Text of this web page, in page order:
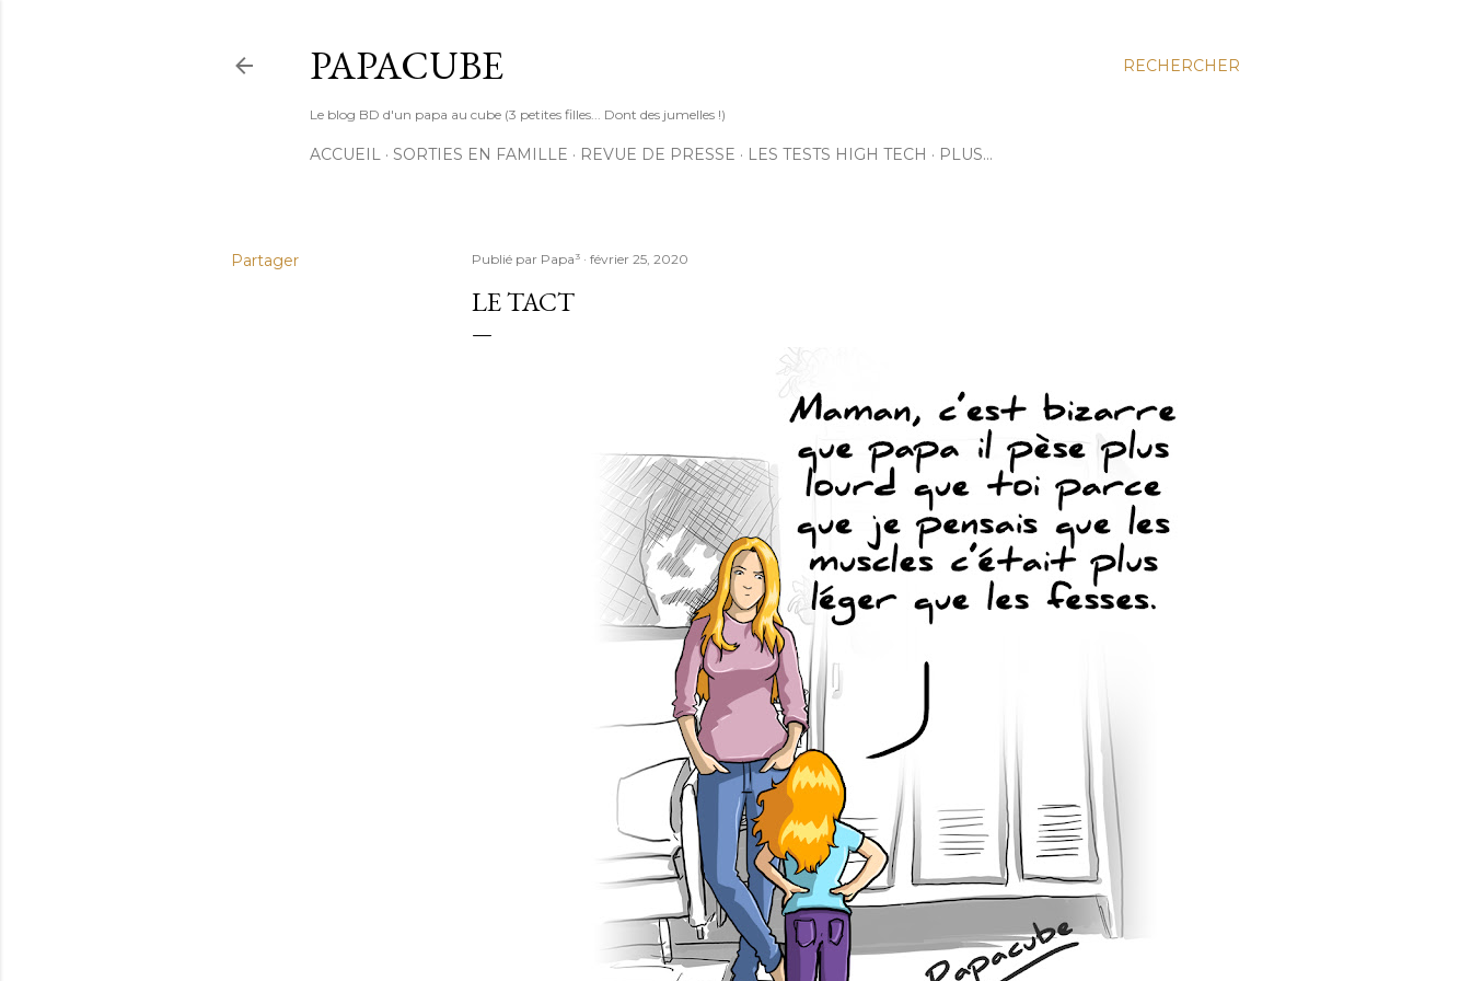
RECHERCHER
PAPACUBE
Le blog BD d'un papa au cube (3 petites filles... Dont des jumelles !)
ACCUEIL SORTIES EN FAMILLE REVUE DE PRESSE LES TESTS HIGH TECH PLUS…
Partager Publié par Papa³ février 25, 2020
LE TACT